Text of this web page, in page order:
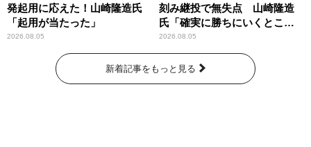
発起用に応えた！山崎隆造氏
「起用が当たった」
2026.08.05
刻み継投で無失点 山崎隆造
氏「確実に勝ちにいくとこ
ろ」
2026.08.05
新着記事をもっと見る